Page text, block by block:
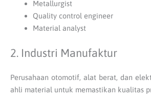
Metallurgist
Quality control engineer
Material analyst
2. Industri Manufaktur
Perusahaan otomotif, alat berat, dan
ahli material untuk memastikan kualitas